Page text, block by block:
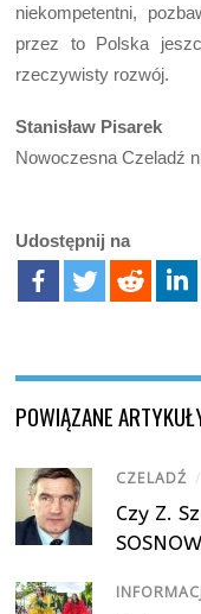
niekompetentni,
przez to Polska
rzeczywisty rozwój.
Stanisław Pisarek
Nowoczesna Czeladź
Udostępnij na
POWIĄZANE
CZELADŹ /
Czy Z.